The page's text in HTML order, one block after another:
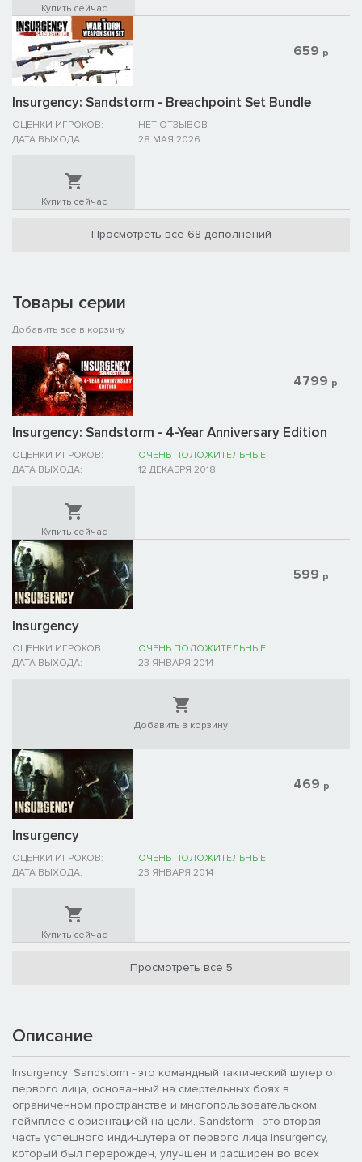
Купить сейчас
Insurgency: Sandstorm - Breachpoint Set Bundle
ОЦЕНКИ ИГРОКОВ:
НЕТ ОТЗЫВОВ
ДАТА ВЫХОДА:
28 МАЯ 2026
659 р
Купить сейчас
Просмотреть все 68 дополнений
Товары серии
Добавить все в корзину
Insurgency: Sandstorm - 4-Year Anniversary Edition
ОЦЕНКИ ИГРОКОВ:
ОЧЕНЬ ПОЛОЖИТЕЛЬНЫЕ
ДАТА ВЫХОДА:
12 ДЕКАБРЯ 2018
4799 р
Купить сейчас
Insurgency
ОЦЕНКИ ИГРОКОВ:
ОЧЕНЬ ПОЛОЖИТЕЛЬНЫЕ
ДАТА ВЫХОДА:
23 ЯНВАРЯ 2014
599 р
Добавить в корзину
Insurgency
ОЦЕНКИ ИГРОКОВ:
ОЧЕНЬ ПОЛОЖИТЕЛЬНЫЕ
ДАТА ВЫХОДА:
23 ЯНВАРЯ 2014
469 р
Купить сейчас
Просмотреть все 5
Описание
Insurgency: Sandstorm - это командный тактический шутер от
первого лица, основанный на смертельных боях в
ограниченном пространстве и многопользовательском
геймплее с ориентацией на цели. Sandstorm - это вторая
часть успешного инди-шутера от первого лица Insurgency,
который был перерожден, улучшен и расширен во всех